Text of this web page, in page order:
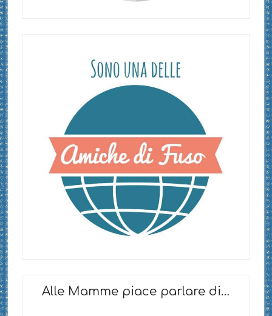
Alle Mamme piace parlare di…